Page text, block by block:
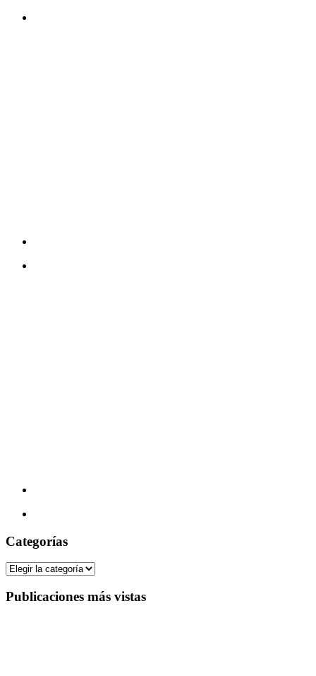
Categorías
Categorías
Publicaciones más vistas